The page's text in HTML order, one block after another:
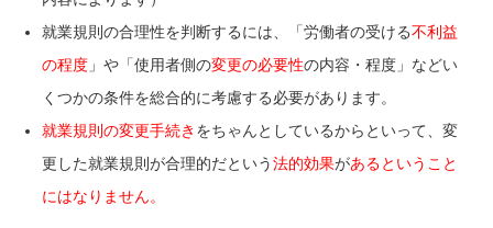
就業規則の合理性を判断するには、「労働者の受ける不利益
の程度 」や「使用者側の変更の必要性の内容・程度」などい
くつかの条件を総合的に考慮する必要があります。
就業規則の変更手続き をちゃんとしているからといって、変
更した就業規則が合理的だという法的効果があるということ
にはなりません。